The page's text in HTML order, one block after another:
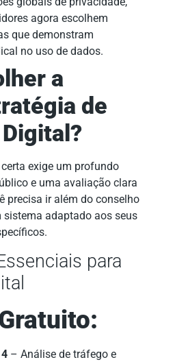
agora escolhem
que demonstram
no uso de dados.
a
de
exige um profundo
e uma avaliação clara
precisa ir além do conselho
sistema adaptado aos seus
para
– Análise de tráfego e